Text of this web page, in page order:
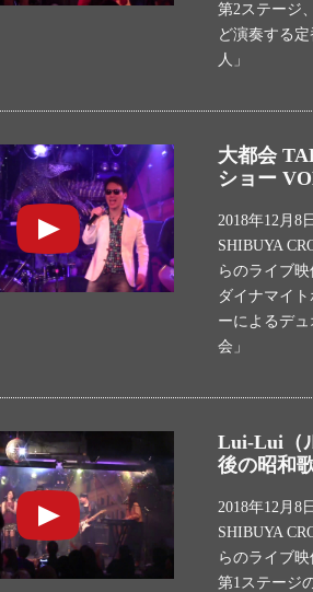
第2ステージ
ど演奏する
人」
大都会
ショー
2018年12月8
SHIBUYA
らのライブ映
ダイナマイ
ーによるデ
会」
Lui-Lui（
後の昭和
2018年12月8
SHIBUYA
らのライブ映
第1ステージ